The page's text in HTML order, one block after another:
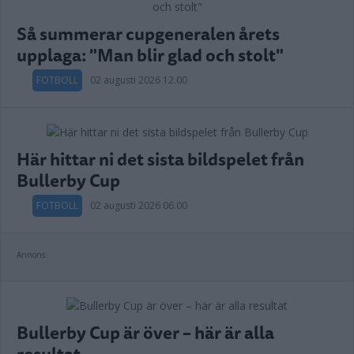
Så summerar cupgeneralen årets
upplaga: "Man blir glad och stolt"
FOTBOLL 02 augusti 2026 12.00
Här hittar ni det sista bildspelet från
Bullerby Cup
FOTBOLL 02 augusti 2026 06.00
Annons:
Bullerby Cup är över – här är alla